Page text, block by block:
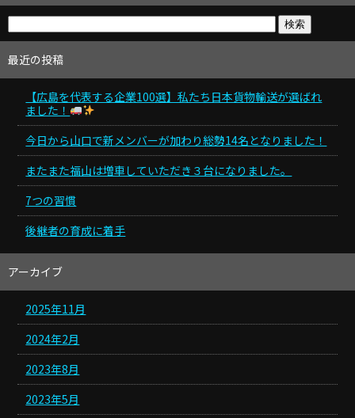
最近の投稿
【広島を代表する企業100選】私たち日本貨物輸送が選ばれ
ました！
今日から山口で新メンバーが加わり総勢14名となりました！
またまた福山は増車していただき３台になりました。
7つの習慣
後継者の育成に着手
アーカイブ
2025年11月
2024年2月
2023年8月
2023年5月